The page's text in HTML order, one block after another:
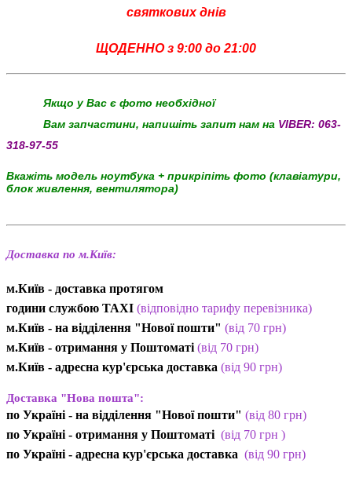
святкових днів
ЩОДЕННО з 9:00 до 21:00
Якщо у Вас є фото необхідної
Вам запчастини, напишіть запит нам на VIBER: 063-
318-97-55
Вкажіть модель ноутбука + прикріпіть фото (клавіатури,
блок живлення, вентилятора)
Доставка по м.Київ:
м.Київ - доставка протягом
години службою TAXI (відповідно тарифу перевізника)
м.Київ - на відділення "Нової пошти" (від 70 грн)
м.Київ - отримання у Поштоматі (від 70 грн)
м.Київ - адресна кур'єрська доставка (від 90 грн)
Доставка "Нова пошта":
по Україні - на відділення "Нової пошти" (від 80 грн)
по Україні - отримання у Поштоматі (від 70 грн )
по Україні - адресна кур'єрська доставка (від 90 грн)